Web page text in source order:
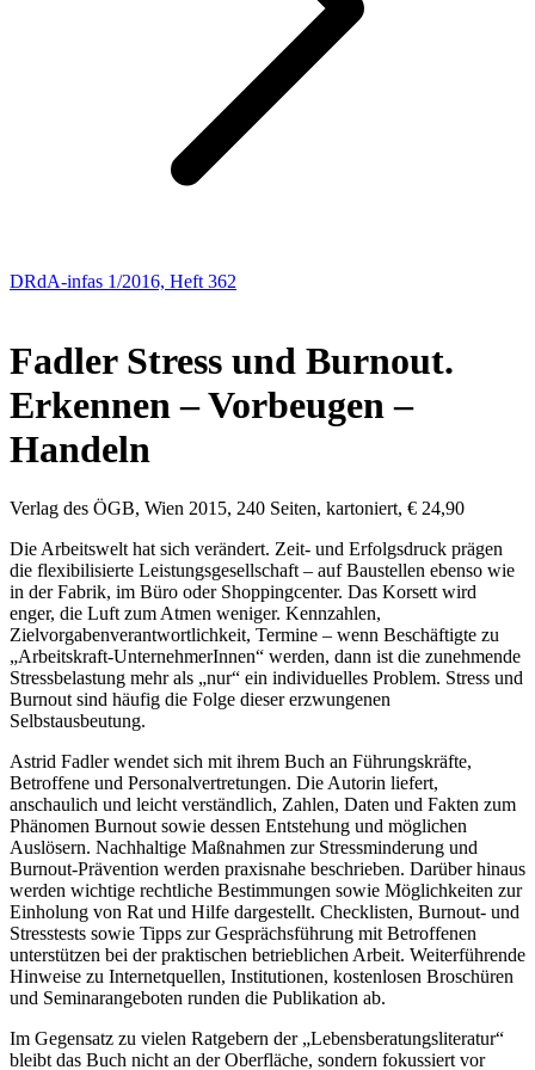
DRdA-infas 1/2016, Heft 362
Fadler Stress und Burnout.
Erkennen – Vorbeugen –
Handeln
Verlag des ÖGB, Wien 2015, 240 Seiten, kartoniert, € 24,90
Die Arbeitswelt hat sich verändert. Zeit- und Erfolgsdruck prägen
die flexibilisierte Leistungsgesellschaft – auf Baustellen ebenso wie
in der Fabrik, im Büro oder Shoppingcenter. Das Korsett wird
enger, die Luft zum Atmen weniger. Kennzahlen,
Zielvorgabenverantwortlichkeit, Termine – wenn Beschäftigte zu
„Arbeitskraft-UnternehmerInnen“ werden, dann ist die zunehmende
Stressbelastung mehr als „nur“ ein individuelles Problem. Stress und
Burnout sind häufig die Folge dieser erzwungenen
Selbstausbeutung.
Astrid Fadlerwendet sich mit ihrem Buch an Führungskräfte,
Betroffene und Personalvertretungen. Die Autorin liefert,
anschaulich und leicht verständlich, Zahlen, Daten und Fakten zum
Phänomen Burnout sowie dessen Entstehung und möglichen
Auslösern. Nachhaltige Maßnahmen zur Stressminderung und
Burnout-Prävention werden praxisnahe beschrieben. Darüber hinaus
werden wichtige rechtliche Bestimmungen sowie Möglichkeiten zur
Einholung von Rat und Hilfe dargestellt. Checklisten, Burnout- und
Stresstests sowie Tipps zur Gesprächsführung mit Betroffenen
unterstützen bei der praktischen betrieblichen Arbeit. Weiterführende
Hinweise zu Internetquellen, Institutionen, kostenlosen Broschüren
und Seminarangeboten runden die Publikation ab.
Im Gegensatz zu vielen Ratgebern der „Lebensberatungsliteratur“
bleibt das Buch nicht an der Oberfläche, sondern fokussiert vor